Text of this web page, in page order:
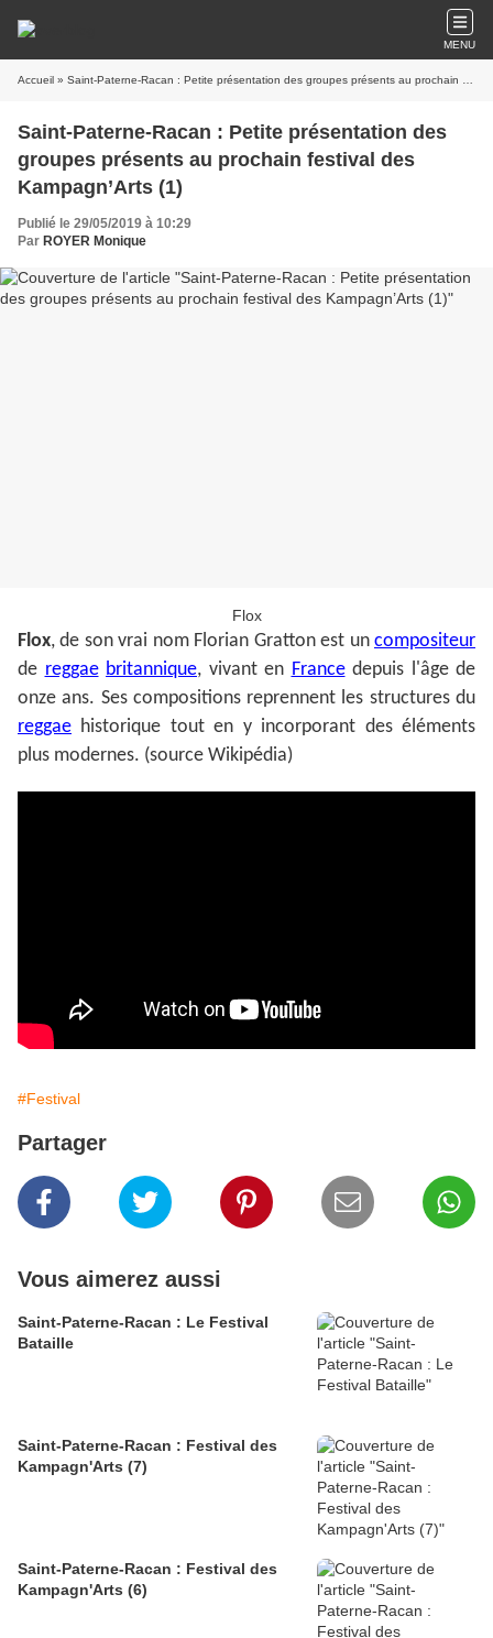
MENU
Accueil » Saint-Paterne-Racan : Petite présentation des groupes présents au prochain festival des Kampagn’Arts (1)
Saint-Paterne-Racan : Petite présentation des
groupes présents au prochain festival des
Kampagn’Arts (1)
Publié le 29/05/2019 à 10:29
Par ROYER Monique
Flox
Flox, de son vrai nom Florian Gratton est un compositeur
de reggae britannique, vivant en Francedepuis l'âge de
onze ans. Ses compositions reprennent les structures du
reggae historique tout en y incorporant des éléments
plus modernes. (source Wikipédia)
#Festival
Partager
Vous aimerez aussi
Saint-Paterne-Racan : Le Festival
Bataille
Saint-Paterne-Racan : Festival des
Kampagn'Arts (7)
Saint-Paterne-Racan : Festival des
Kampagn'Arts (6)